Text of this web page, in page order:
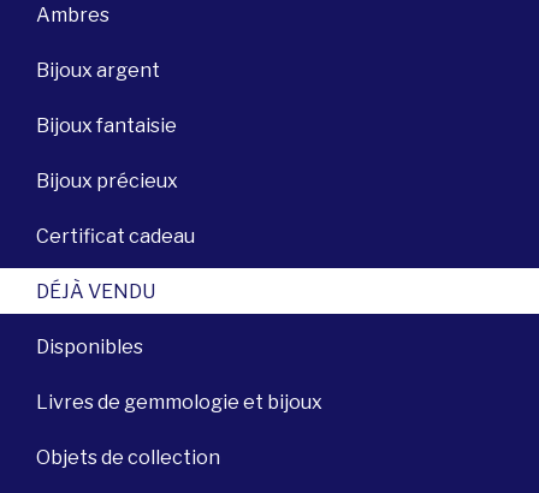
Ambres
Bijoux argent
Bijoux fantaisie
Bijoux précieux
Certificat cadeau
DÉJÀ VENDU
Disponibles
Livres de gemmologie et bijoux
Objets de collection